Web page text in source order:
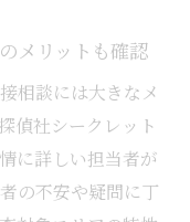
メリットも確認
相談には大きなメ
偵社シークレット
に詳しい担当者が
の不安や疑問に丁